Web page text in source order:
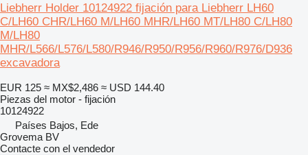
Liebherr Holder 10124922 fijación para Liebherr LH60
C/LH60 CHR/LH60 M/LH60 MHR/LH60 MT/LH80 C/LH80
M/LH80
MHR/L566/L576/L580/R946/R950/R956/R960/R976/D936
excavadora
EUR 125 ≈ MX$2,486 ≈ USD 144.40
Piezas del motor - fijación
10124922
Países Bajos, Ede
Grovema BV
Contacte con el vendedor